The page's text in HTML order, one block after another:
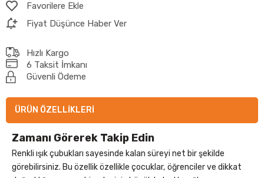
Favorilere Ekle
Fiyat Düşünce Haber Ver
Hızlı Kargo
6 Taksit İmkanı
Güvenli Ödeme
ÜRÜN ÖZELLIKLERI
Zamanı Görerek Takip Edin
Renkli ışık çubukları sayesinde kalan süreyi net bir şekilde
görebilirsiniz. Bu özellik özellikle çocuklar, öğrenciler ve dikkat